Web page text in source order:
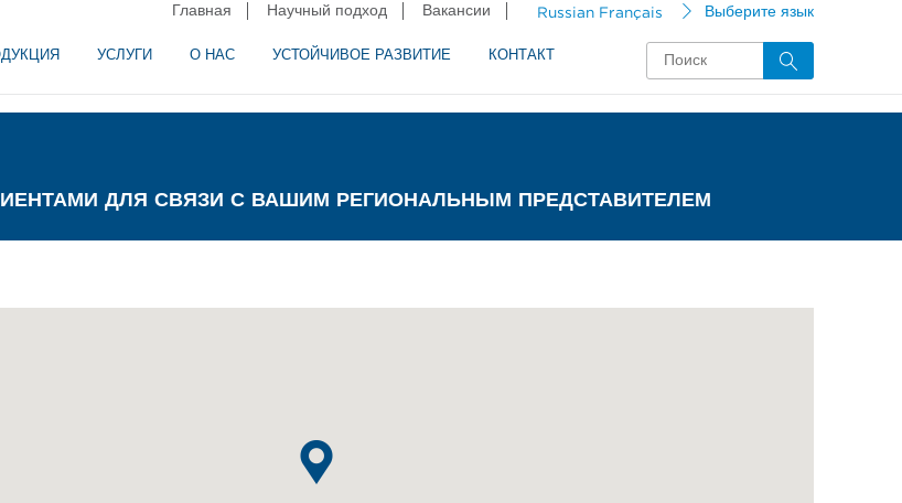
Russian Français Выберите язык
Главная Научный подход Вакансии
УСЛУГИ О НАС УСТОЙЧИВОЕ РАЗВИТИЕ КОНТАКТ
ДЛЯ СВЯЗИ С ВАШИМ РЕГИОНАЛЬНЫМ ПРЕДСТАВИТЕЛЕМ